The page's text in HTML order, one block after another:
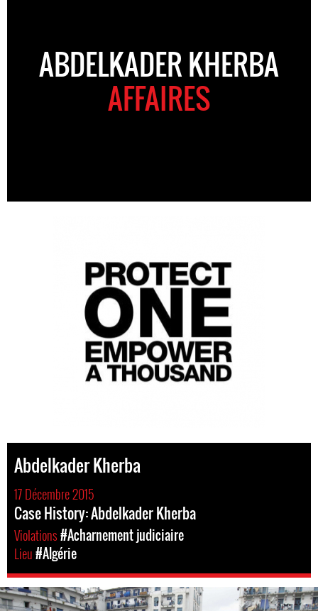
ABDELKADER KHERBA
AFFAIRES
Abdelkader Kherba
17 Décembre 2015
Case History: Abdelkader Kherba
Violations#Acharnement judiciaire
Lieu#Algérie